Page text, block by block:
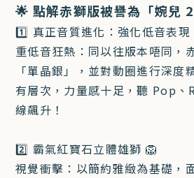
🌟 點解赤獅版被譽為「婉兒
1️⃣ 真正音質進化：強化低音表現
重低音狂熱：同以往版本唔同，
「單晶銀」，並對動圈進行深度
有層次，力量感十足，聽 Pop、
線飆升！
2️⃣ 霸氣紅寶石立體雄獅 🦁
視覺衝擊：以簡約雅緻為基礎，